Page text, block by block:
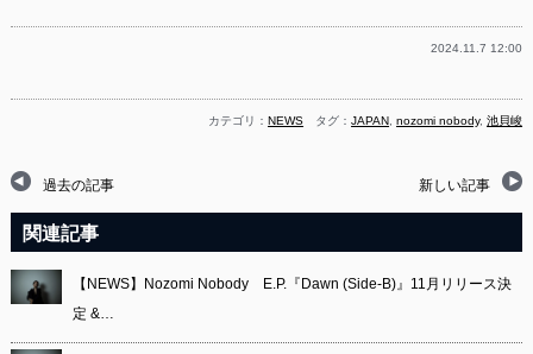
2024.11.7 12:00
カテゴリ：NEWS タグ：JAPAN,nozomi nobody,池貝峻
過去の記事 新しい記事
関連記事
【NEWS】Nozomi Nobody E.P.『Dawn (Side-B)』11月リリース決
定 &…